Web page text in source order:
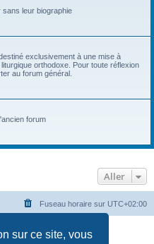
sur ce site, vous
leur biographie
exclusivement à une mise à
orthodoxe. Pour toute réflexion
au forum général.
forum
Aller
Fuseau horaire sur UTC+02:00
Software © phpBB Limited